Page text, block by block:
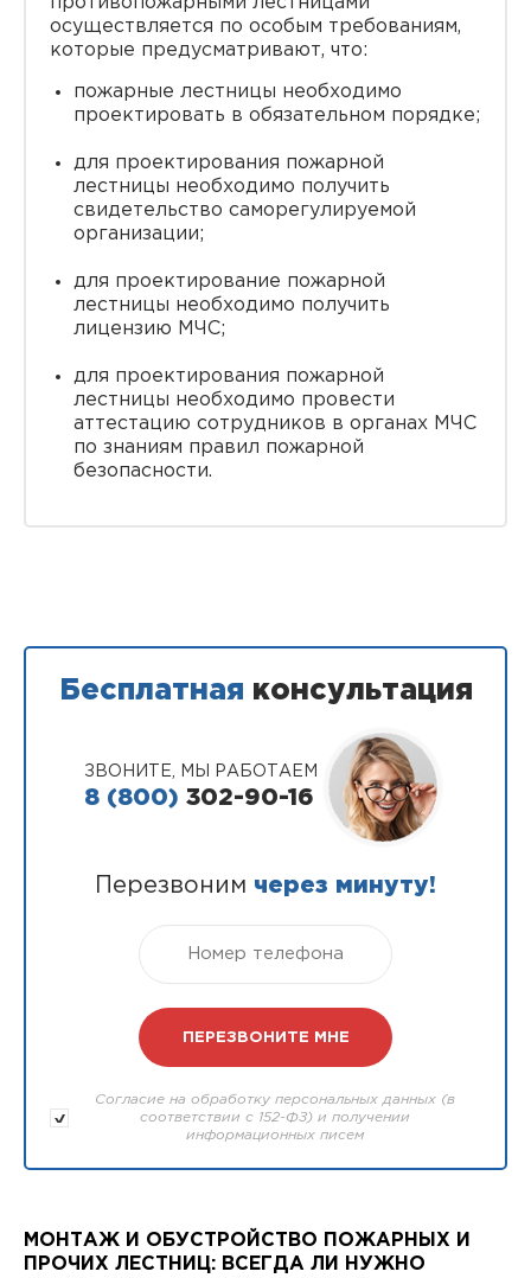
осуществляется по особым требованиям,
которые предусматривают, что:
пожарные лестницы необходимо
проектировать в обязательном порядке;
для проектирования пожарной
лестницы необходимо получить
свидетельство саморегулируемой
организации;
для проектирование пожарной
лестницы необходимо получить
лицензию МЧС;
для проектирования пожарной
лестницы необходимо провести
аттестацию сотрудников в органах МЧС
по знаниям правил пожарной
безопасности.
Бесплатная консультация
ЗВОНИТЕ, МЫ РАБОТАЕМ
8 (800) 302-90-16
Перезвоним через минуту!
Согласие на обработку персональных данных (в
соответствии с 152-ФЗ) и получении
информационных писем
МОНТАЖ И ОБУСТРОЙСТВО ПОЖАРНЫХ И
ПРОЧИХ ЛЕСТНИЦ: ВСЕГДА ЛИ НУЖНО